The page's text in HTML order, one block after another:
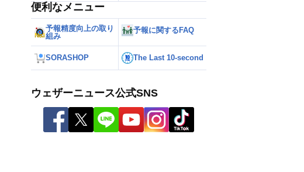
便利なメニュー
予報精度向上の取り
組み
予報に関するFAQ
SORASHOP The Last 10-second
ウェザーニュース公式SNS